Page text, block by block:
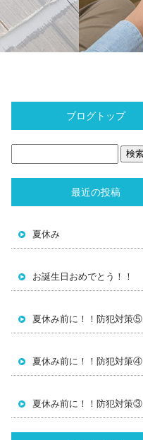
ブログトップ
最近の投稿
夏休み
お誕生日おめでとう！！
夏休み前に！！防犯対策⑤
夏休み前に！！防犯対策④
夏休み前に！！防犯対策③